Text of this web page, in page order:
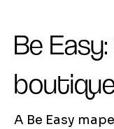
Be
A Be Easy